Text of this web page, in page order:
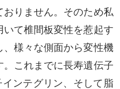
りません。そのため私
て椎間板変性を惹起す
、様々な側面から変性機
。これまでに長寿遺伝子
ンテグリン、そして脂